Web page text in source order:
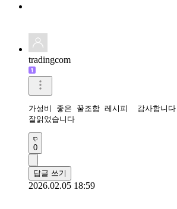
tradingcom
가성비 좋은 꿀조합 레시피  감사합니다
잘읽었습니다
0
답글 쓰기
2026.02.05 18:59